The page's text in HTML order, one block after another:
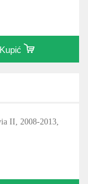
Kupić
II, 2008-2013,